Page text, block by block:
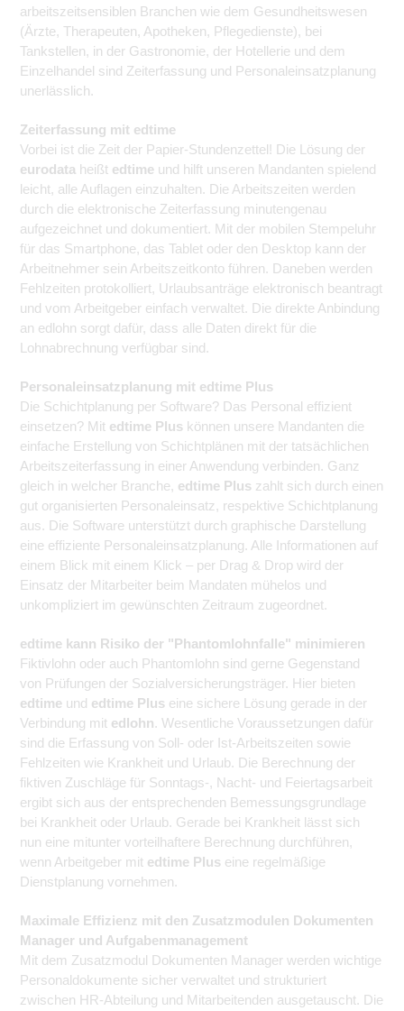
arbeitszeitsensiblen Branchen wie dem Gesundheitswesen
(Ärzte, Therapeuten, Apotheken, Pflegedienste), bei
Tankstellen, in der Gastronomie, der Hotellerie und dem
Einzelhandel sind Zeiterfassung und Personaleinsatzplanung
unerlässlich.
Zeiterfassung mit edtime
Vorbei ist die Zeit der Papier-Stundenzettel! Die Lösung der
eurodata heißt edtime und hilft unseren Mandanten spielend
leicht, alle Auflagen einzuhalten. Die Arbeitszeiten werden
durch die elektronische Zeiterfassung minutengenau
aufgezeichnet und dokumentiert. Mit der mobilen Stempeluhr
für das Smartphone, das Tablet oder den Desktop kann der
Arbeitnehmer sein Arbeitszeitkonto führen. Daneben werden
Fehlzeiten protokolliert, Urlaubsanträge elektronisch beantragt
und vom Arbeitgeber einfach verwaltet. Die direkte Anbindung
an edlohn sorgt dafür, dass alle Daten direkt für die
Lohnabrechnung verfügbar sind.
Personaleinsatzplanung mit edtime Plus
Die Schichtplanung per Software? Das Personal effizient
einsetzen? Mit edtime Plus können unsere Mandanten die
einfache Erstellung von Schichtplänen mit der tatsächlichen
Arbeitszeiterfassung in einer Anwendung verbinden. Ganz
gleich in welcher Branche, edtime Plus zahlt sich durch einen
gut organisierten Personaleinsatz, respektive Schichtplanung
aus. Die Software unterstützt durch graphische Darstellung
eine effiziente Personaleinsatzplanung. Alle Informationen auf
einem Blick mit einem Klick – per Drag & Drop wird der
Einsatz der Mitarbeiter beim Mandaten mühelos und
unkompliziert im gewünschten Zeitraum zugeordnet.
edtime kann Risiko der "Phantomlohnfalle" minimieren
Fiktivlohn oder auch Phantomlohn sind gerne Gegenstand
von Prüfungen der Sozialversicherungsträger. Hier bieten
edtime und edtime Plus eine sichere Lösung gerade in der
Verbindung mit edlohn. Wesentliche Voraussetzungen dafür
sind die Erfassung von Soll- oder Ist-Arbeitszeiten sowie
Fehlzeiten wie Krankheit und Urlaub. Die Berechnung der
fiktiven Zuschläge für Sonntags-, Nacht- und Feiertagsarbeit
ergibt sich aus der entsprechenden Bemessungsgrundlage
bei Krankheit oder Urlaub. Gerade bei Krankheit lässt sich
nun eine mitunter vorteilhaftere Berechnung durchführen,
wenn Arbeitgeber mit edtime Plus eine regelmäßige
Dienstplanung vornehmen.
Maximale Effizienz mit den Zusatzmodulen Dokumenten
Manager und Aufgabenmanagement
Mit dem Zusatzmodul Dokumenten Manager werden wichtige
Personaldokumente sicher verwaltet und strukturiert
zwischen HR-Abteilung und Mitarbeitenden ausgetauscht. Die